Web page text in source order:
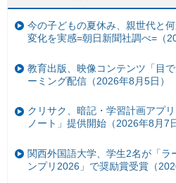
今の子どもの夏休み、親世代と
変化を実感=朝日新聞社調べ=（
教育出版、映像コンテンツ「目
ーミング配信（2026年8月5日）
クリサク、暗記・学習計画アプ
ノート」提供開始（2026年8月7
関西外国語大学、学生2名が「ラ
ンプリ2026」で奨励賞受賞（